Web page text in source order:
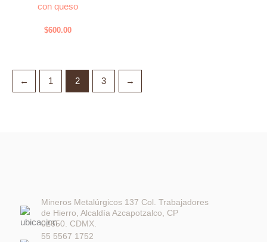
con queso
$600.00
← 1 2 3 →
Mineros Metalúrgicos 137 Col. Trabajadores
de Hierro, Alcaldía Azcapotzalco, CP
02650. CDMX.
55 5567 1752